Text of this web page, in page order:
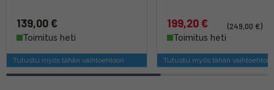
139,00 €
Toimitus heti
Tutustu myös tähän vaihtoehtoon
199,20 €
(249,00 €)
Toimitus heti
Tutustu myös tähän